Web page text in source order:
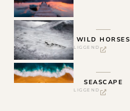
WILD HORSES
LIGGEND
SEASCAPE
LIGGEND